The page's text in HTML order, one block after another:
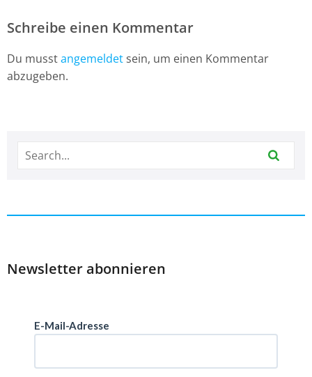
Schreibe einen Kommentar
Du musstangemeldet sein, um einen Kommentar
abzugeben.
Newsletter abonnieren